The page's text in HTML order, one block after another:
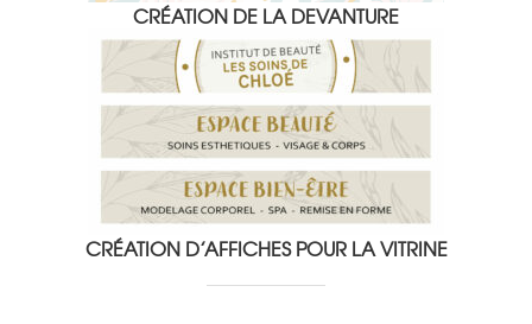
CRÉATION DE LA DEVANTURE
CRÉATION D’AFFICHES POUR LA VITRINE